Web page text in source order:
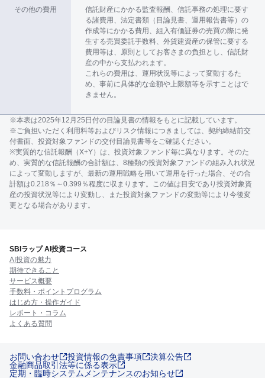
その他の費用
信託財産にかかる監査報酬、信託事務の処理に要す
る諸費用、法定書類（目論見書、運用報告書等）の
作成等にかかる費用、組入有価証券の売買の際に発
生する売買委託手数料、外貨建資産の保管に要する
費用等は、原則としてお客さまの負担とし、信託財
産の中から支払われます。
これらの費用は、運用状況等によって変動するた
め、事前に具体的な金額や上限額等を示すことはで
きません。
※本表は2025年12月25日付の目論見書の情報をもとに記載しています。
※ご負担いただく利用料等およびリスク情報につきましては、契約締結前交
付書面、投資対象ファンドの交付目論見書等をご確認ください。
※実質的な信託報酬（X+Y）は、投資対象ファンド毎に異なります。そのた
め、実質的な信託報酬の合計額は、8種類の投資対象ファンドの組み入れ状況
によって変動しますが、最新の運用戦略を用いて運用を行った場合、その合
計額は0.218％～0.399％程度に収まります。この値は目安であり投資対象資
産の投資状況等により変動し、また投資対象ファンドの変動等により今後変
更となる場合があります。
SBIラップ AI投資コース
AI投資の魅力
期待できること
サービス概要
手数料・ポイントプログラム
はじめ方・操作ガイド
レポート・コラム
よくある質問
お問い合わせ 投資情報の免責事項
決算公告
金融商品取引法等に係る表示
定期・臨時システムメンテナンスのお知らせ